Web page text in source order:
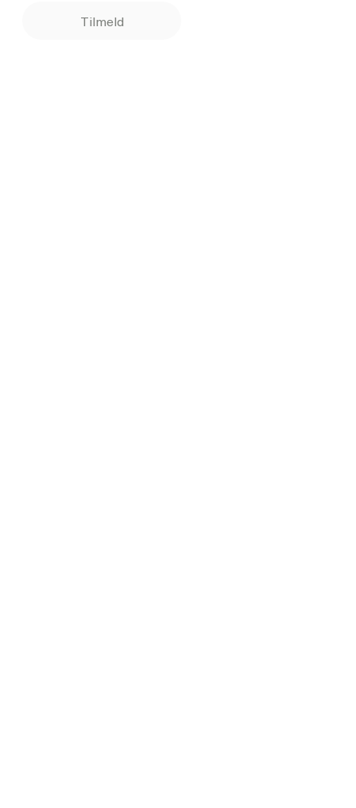
Tilmeld